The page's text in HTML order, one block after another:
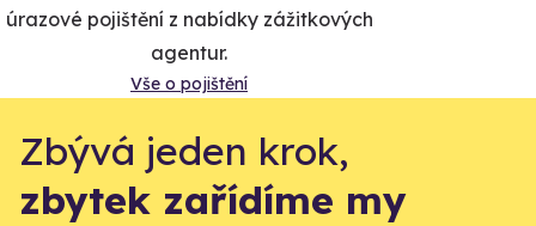
úrazové pojištění z nabídky zážitkových
agentur.
Vše o pojištění
Zbývá jeden krok,
zbytek zařídíme my